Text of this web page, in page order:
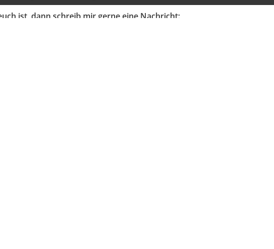
ist, dann schreib mir gerne eine Nachricht: